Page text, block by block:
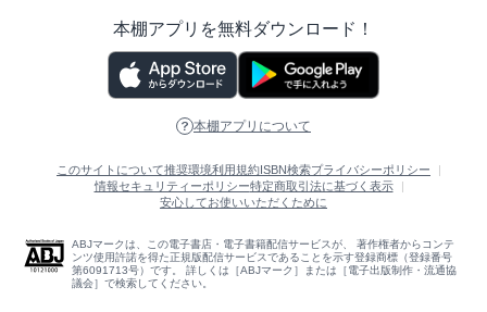
本棚アプリを無料ダウンロード！
本棚アプリについて
このサイトについて推奨環境利用規約 ISBN検索プライバシーポリシー
情報セキュリティーポリシー特定商取引法に基づく表示
安心してお使いいただくために
ABJマークは、この電子書店・電子書籍配信サービスが、 著作権者からコンテ
ンツ使用許諾を得た正規版配信サービスであることを示す登録商標（登録番号
第6091713号）です。 詳しくは［ABJマーク］または［電子出版制作・流通協
議会］で検索してください。